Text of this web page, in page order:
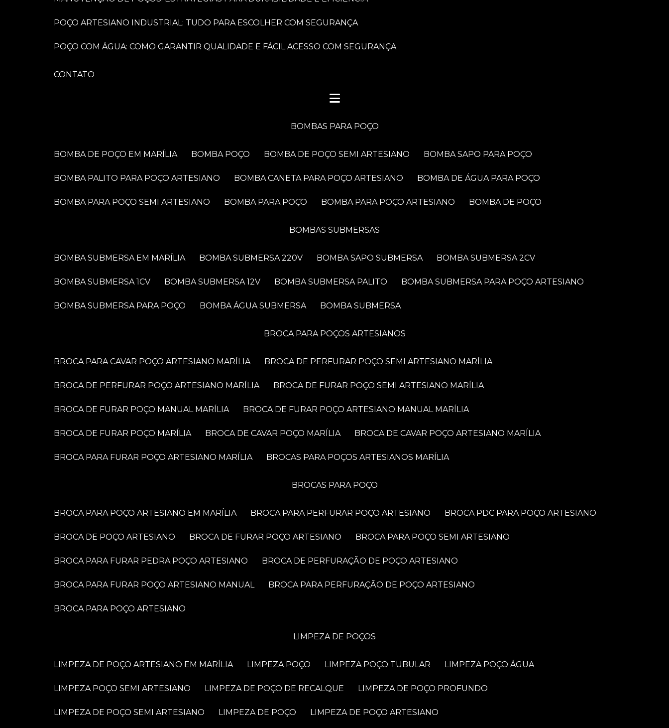
POÇO ARTESIANO INDUSTRIAL: TUDO PARA ESCOLHER COM SEGURANÇA
POÇO COM ÁGUA: COMO GARANTIR QUALIDADE E FÁCIL ACESSO COM SEGURANÇA
CONTATO
BOMBAS PARA POÇO
BOMBA DE POÇO EM MARÍLIA BOMBA POÇO BOMBA DE POÇO SEMI ARTESIANO BOMBA SAPO PARA POÇO
BOMBA PALITO PARA POÇO ARTESIANO BOMBA CANETA PARA POÇO ARTESIANO BOMBA DE ÁGUA PARA POÇO
BOMBA PARA POÇO SEMI ARTESIANO BOMBA PARA POÇO BOMBA PARA POÇO ARTESIANO BOMBA DE POÇO
BOMBAS SUBMERSAS
BOMBA SUBMERSA EM MARÍLIA BOMBA SUBMERSA 220V BOMBA SAPO SUBMERSA BOMBA SUBMERSA 2CV
BOMBA SUBMERSA 1CV BOMBA SUBMERSA 12V BOMBA SUBMERSA PALITO BOMBA SUBMERSA PARA POÇO ARTESIANO
BOMBA SUBMERSA PARA POÇO BOMBA ÁGUA SUBMERSA BOMBA SUBMERSA
BROCA PARA POÇOS ARTESIANOS
BROCA PARA CAVAR POÇO ARTESIANO MARÍLIA BROCA DE PERFURAR POÇO SEMI ARTESIANO MARÍLIA
BROCA DE PERFURAR POÇO ARTESIANO MARÍLIA BROCA DE FURAR POÇO SEMI ARTESIANO MARÍLIA
BROCA DE FURAR POÇO MANUAL MARÍLIA BROCA DE FURAR POÇO ARTESIANO MANUAL MARÍLIA
BROCA DE FURAR POÇO MARÍLIA BROCA DE CAVAR POÇO MARÍLIA BROCA DE CAVAR POÇO ARTESIANO MARÍLIA
BROCA PARA FURAR POÇO ARTESIANO MARÍLIA BROCAS PARA POÇOS ARTESIANOS MARÍLIA
BROCAS PARA POÇO
BROCA PARA POÇO ARTESIANO EM MARÍLIA BROCA PARA PERFURAR POÇO ARTESIANO BROCA PDC PARA POÇO ARTESIANO
BROCA DE POÇO ARTESIANO BROCA DE FURAR POÇO ARTESIANO BROCA PARA POÇO SEMI ARTESIANO
BROCA PARA FURAR PEDRA POÇO ARTESIANO BROCA DE PERFURAÇÃO DE POÇO ARTESIANO
BROCA PARA FURAR POÇO ARTESIANO MANUAL BROCA PARA PERFURAÇÃO DE POÇO ARTESIANO
BROCA PARA POÇO ARTESIANO
LIMPEZA DE POÇOS
LIMPEZA DE POÇO ARTESIANO EM MARÍLIA LIMPEZA POÇO LIMPEZA POÇO TUBULAR LIMPEZA POÇO ÁGUA
LIMPEZA POÇO SEMI ARTESIANO LIMPEZA DE POÇO DE RECALQUE LIMPEZA DE POÇO PROFUNDO
LIMPEZA DE POÇO SEMI ARTESIANO LIMPEZA DE POÇO LIMPEZA DE POÇO ARTESIANO